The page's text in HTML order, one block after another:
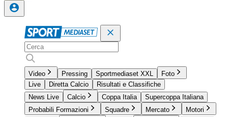
Video Pressing Sportmediaset XXL
Foto
Live
Diretta Calcio
Risultati e Classifiche
News Live
Calcio Coppa Italia
Supercoppa Italiana
Probabili Formazioni
Squadre Mercato
Motori